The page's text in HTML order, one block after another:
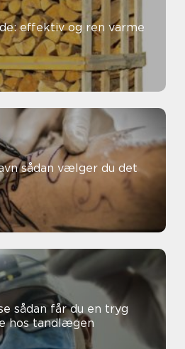
effektiv og ren varme
du det
hos tandlægen